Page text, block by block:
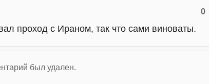
0
проход с Ираном, так что сами виноваты.
был удален.